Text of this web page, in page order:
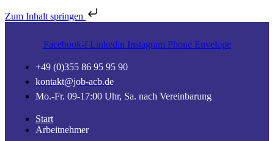
Zum Inhalt springen
Facebook-f Linkedin Instagram Phone Envelope
+49 (0)355 86 95 95 90
kontakt@job-acb.de
Mo.-Fr. 09-17:00 Uhr, Sa. nach Vereinbarung
Start
Arbeitnehmer